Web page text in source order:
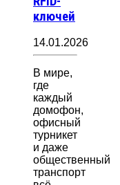
ключей
14.01.2026
В мире,
где
каждый
домофон,
офисный
турникет
и даже
общественный
транспорт